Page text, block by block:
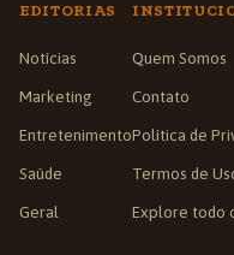
EDITORIAS
Notícias
Marketing
Entretenimento
Saúde
Geral
Quem Somos
Contato
Política de
Termos de
Explore todo